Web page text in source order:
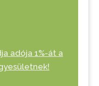
adója 1%-át a